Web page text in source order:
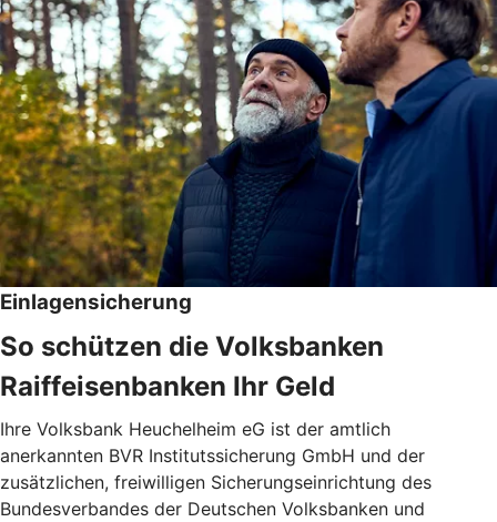
Einlagensicherung
So schützen die Volksbanken
Raiffeisenbanken Ihr Geld
Ihre Volksbank Heuchelheim eG ist der amtlich
anerkannten BVR Institutssicherung GmbH und der
zusätzlichen, freiwilligen Sicherungseinrichtung des
Bundesverbandes der Deutschen Volksbanken und